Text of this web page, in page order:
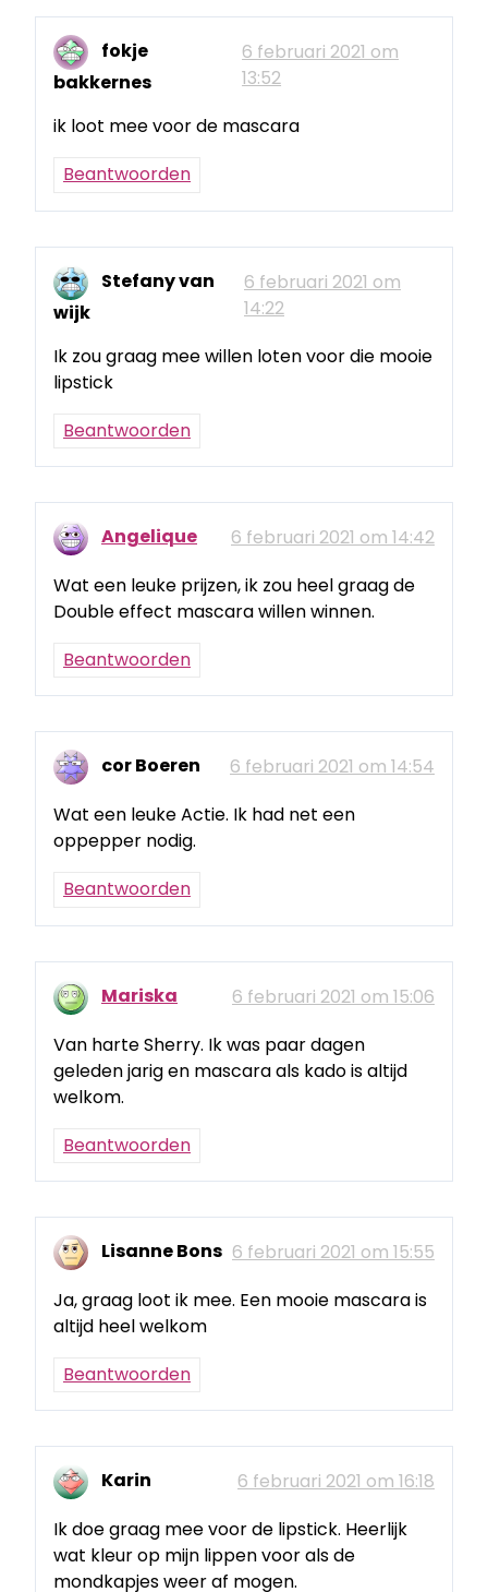
fokje
bakkernes
6 februari 2021 om
13:52
ik loot mee voor de mascara
Beantwoorden
Stefany van
wijk
6 februari 2021 om
14:22
Ik zou graag mee willen loten voor die mooie
lipstick
Beantwoorden
Angelique
6 februari 2021 om 14:42
Wat een leuke prijzen, ik zou heel graag de
Double effect mascara willen winnen.
Beantwoorden
cor Boeren
6 februari 2021 om 14:54
Wat een leuke Actie. Ik had net een
oppepper nodig.
Beantwoorden
Mariska
6 februari 2021 om 15:06
Van harte Sherry. Ik was paar dagen
geleden jarig en mascara als kado is altijd
welkom.
Beantwoorden
Lisanne Bons 6 februari 2021 om 15:55
Ja, graag loot ik mee. Een mooie mascara is
altijd heel welkom
Beantwoorden
Karin
6 februari 2021 om 16:18
Ik doe graag mee voor de lipstick. Heerlijk
wat kleur op mijn lippen voor als de
mondkapjes weer af mogen.